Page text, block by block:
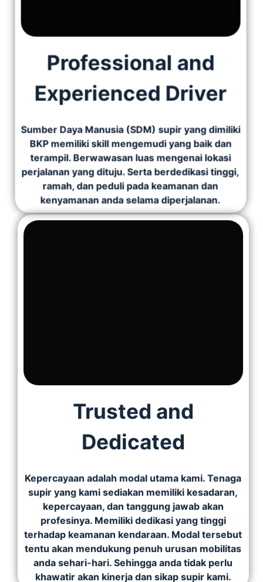
Professional and
Experienced Driver
Sumber Daya Manusia (SDM) supir yang dimiliki
BKP memiliki skill mengemudi yang baik dan
terampil. Berwawasan luas mengenai lokasi
perjalanan yang dituju. Serta berdedikasi tinggi,
ramah, dan peduli pada keamanan dan
kenyamanan anda selama diperjalanan.
Trusted and
Dedicated
Kepercayaan adalah modal utama kami. Tenaga
supir yang kami sediakan memiliki kesadaran,
kepercayaan, dan tanggung jawab akan
profesinya. Memiliki dedikasi yang tinggi
terhadap keamanan kendaraan. Modal tersebut
tentu akan mendukung penuh urusan mobilitas
anda sehari-hari. Sehingga anda tidak perlu
khawatir akan kinerja dan sikap supir kami.